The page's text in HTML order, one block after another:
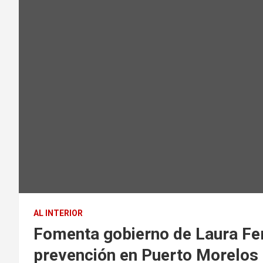
AL INTERIOR
Fomenta gobierno de Laura
prevención en Puerto Morelos